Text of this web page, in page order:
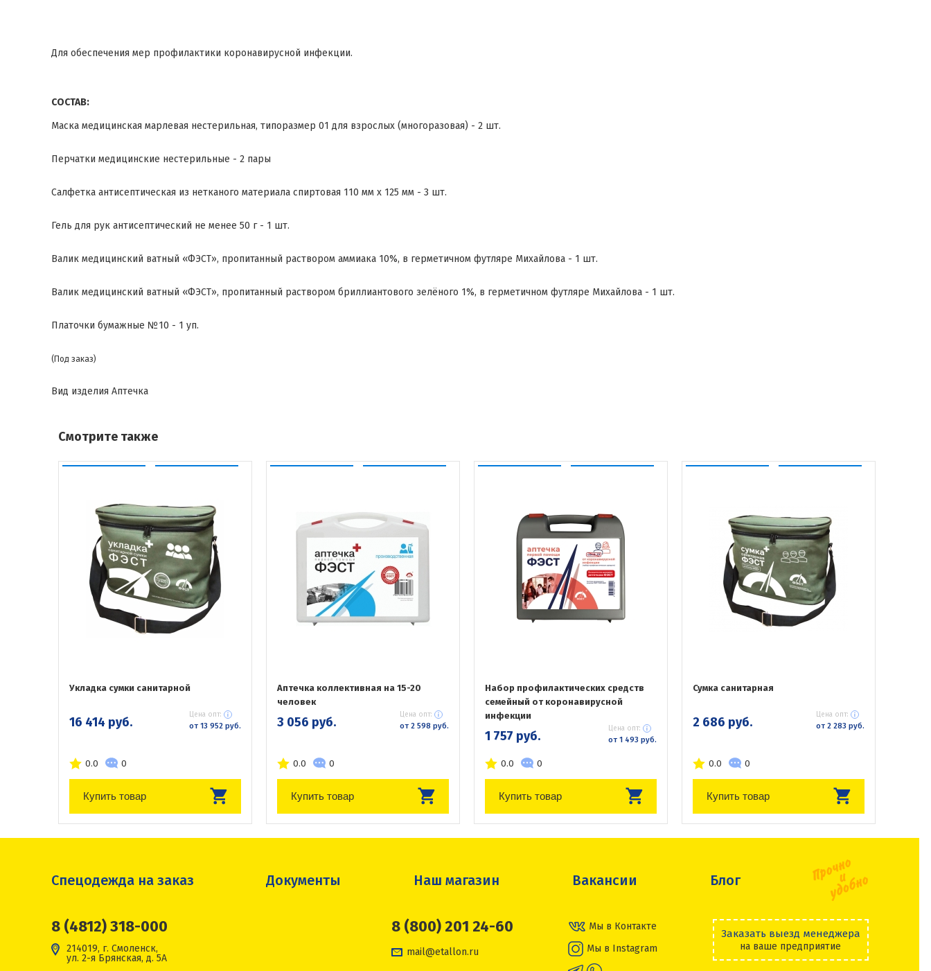
Для обеспечения мер профилактики коронавирусной инфекции.
СОСТАВ:
Маска медицинская марлевая нестерильная, типоразмер 01 для взрослых (многоразовая) - 2 шт.
Перчатки медицинские нестерильные - 2 пары
Салфетка антисептическая из нетканого материала спиртовая 110 мм х 125 мм - 3 шт.
Гель для рук антисептический не менее 50 г - 1 шт.
Валик медицинский ватный «ФЭСТ», пропитанный раствором аммиака 10%, в герметичном футляре Михайлова - 1 шт.
Валик медицинский ватный «ФЭСТ», пропитанный раствором бриллиантового зелёного 1%, в герметичном футляре Михайлова - 1 шт.
Платочки бумажные №10 - 1 уп.
(Под заказ)
Вид изделия Аптечка
Смотрите также
Укладка сумки санитарной
16 414 руб. Цена опт:
от 13 952 руб.
0.0 0
Купить товар
Аптечка коллективная на 15-20
человек
3 056 руб. Цена опт:
от 2 598 руб.
0.0 0
Купить товар
Набор профилактических средств
семейный от коронавирусной
инфекции
1 757 руб. Цена опт:
от 1 493 руб.
0.0 0
Купить товар
Сумка санитарная
2 686 руб. Цена опт:
от 2 283 руб.
0.0 0
Купить товар
Спецодежда на заказ Документы Наш магазин Вакансии Блог
8 (4812) 318-000
214019, г. Смоленск,
ул. 2-я Брянская, д. 5А
8 (800) 201 24-60
mail@etallon.ru
Мы в Контакте
Мы в Instagram
Заказать выезд менеджера
на ваше предприятие